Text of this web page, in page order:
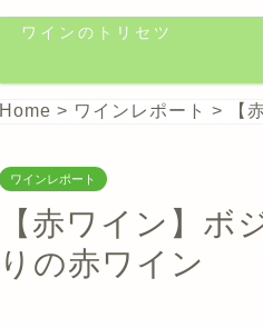
ワインのトリセツ
Home > ワインレポート > 【
ワインレポート
【赤ワイン】ボ
りの赤ワイン